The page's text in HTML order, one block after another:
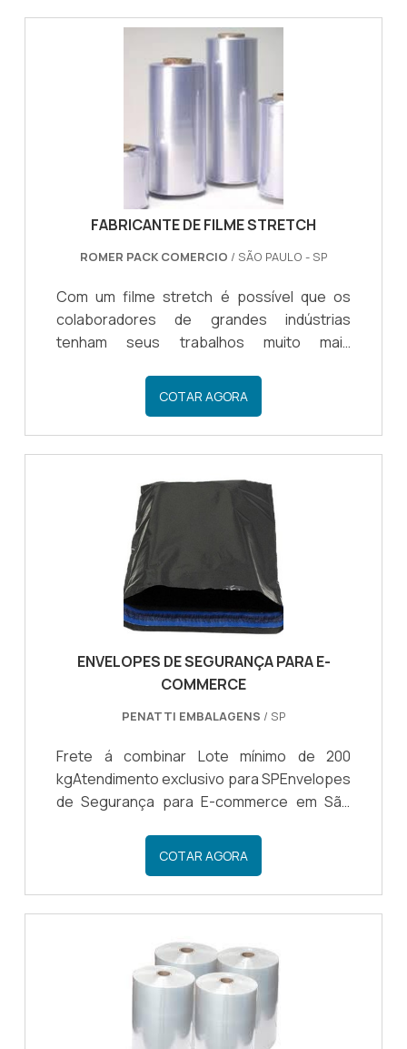
FABRICANTE DE FILME STRETCH
ROMER PACK COMERCIO / SÃO PAULO - SP
Com um filme stretch é possível que os
colaboradores de grandes indústrias
tenham seus trabalhos muito mais
stretch os clientes terão acesso a um
material que impede que os produtos
sofram com poeira, impactos durante o
transporte, umidade e outros.Informações
importantes desse produtoA produção do
filme stretch é feita em três camadas e faz
uso da matéria-prima PEBDL. O processo no
qual o filme stretch é fabricado é algo
totalmente automatizado. A empresa.
COTAR AGORA
ENVELOPES DE SEGURANÇA PARA E-
COMMERCE
PENATTI EMBALAGENS / SP
Frete á combinar Lote mínimo de 200
kgAtendimento exclusivo para SPEnvelopes
de Segurança para E-commerce em São
ConfiançaSão Paulo, um dos estados mais
movimentados e comerciais do Brasil, é lar
de inúmeras operações de e-commerce.
Para garantir que seus produtos sejam
entregues de forma segura e confidencial,
os Envelopes de Segurança para E-
commerce desempenham um papel
essencial. Neste guia, exploraremos como
encontrar e usar esses envelopes em São
COTAR AGORA